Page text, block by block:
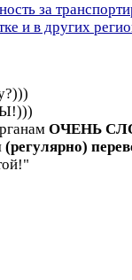
за
и в других
ОЧЕНЬ
(регулярно)